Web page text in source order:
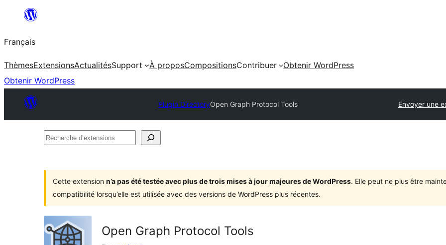
contenu
Français
ThèmesExtensionsActualitésSupport À proposCompositionsContribuer
Obtenir WordPress
Obtenir WordPress
Plugin DirectoryOpen Graph Protocol Tools Envoyer une
Recherche
Cette extension n’a pas été testée avec plus de trois mises à jour majeures de WordPress. Elle peut ne plus être
compatibilité lorsqu’elle est utilisée avec des versions de WordPress plus récentes.
Open Graph Protocol Tools